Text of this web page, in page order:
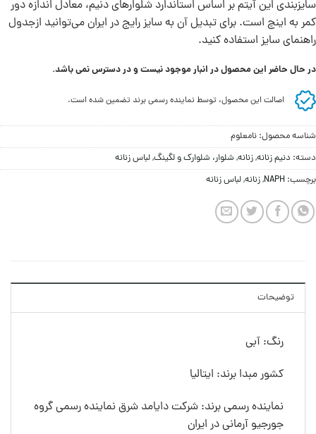
سايزبندی اين آيتم بر اساس استاندارد شلوارهای دنيم، معادل اندازه دور
کمر به اينچ است. برای تبديل آن به سايز رايج در ايران می‌توانيد ازجدول
راهنمای سايز استفاده کنيد.
در حال حاضر این محصول در انبار موجود نیست و در دسترس نمی باشد.
اصالت این محصول، توسط نماینده رسمی برند تضمین شده است.
شناسه محصول: نامعلوم
دسته: دنیم زنانه,زنانه, شلوار، شلوارک و لگینگ,لباس زنانه
برچسب: NAPH
,زنانه,لباس زنانه
توضیحات
رنگ: آبی
کشور مبدا برند: ایتالیا
نماینده رسمی برند: شرکت دایامد شرق نماینده رسمی گروه
جورجیو آرمانی در ایران